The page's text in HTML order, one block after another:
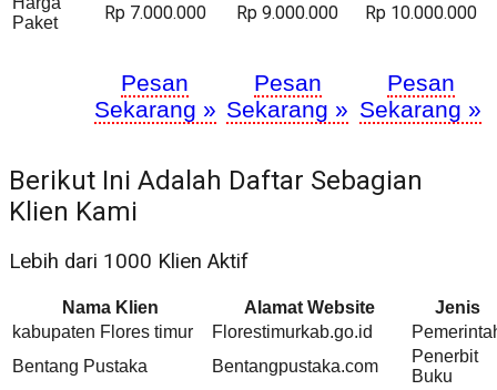
Paket
Rp 7.000.000 Rp 9.000.000 Rp 10.000.000
Pesan
Sekarang »
Pesan
Sekarang »
Pesan
Sekarang »
Berikut Ini Adalah Daftar Sebagian
Klien Kami
Lebih dari 1000 Klien Aktif
Nama Klien Alamat Website
Jenis
kabupaten Flores timur
Florestimurkab.go.id
Bentang Pustaka
Bentangpustaka.com
Penerbit
Buku